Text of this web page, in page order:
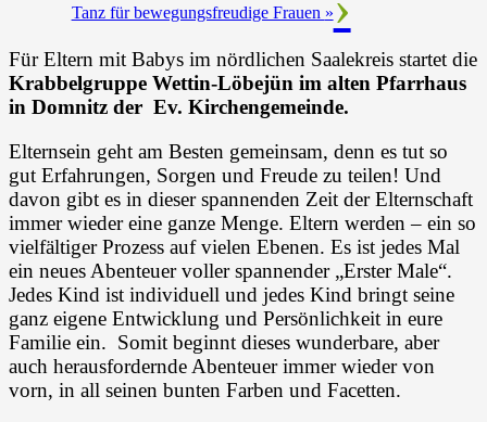
Tanz für bewegungsfreudige Frauen »
Für Eltern mit Babys im nördlichen Saalekreis startet die
Krabbelgruppe Wettin-Löbejün im alten Pfarrhaus
in Domnitz der Ev. Kirchengemeinde.
Elternsein geht am Besten gemeinsam, denn es tut so
gut Erfahrungen, Sorgen und Freude zu teilen! Und
davon gibt es in dieser spannenden Zeit der Elternschaft
immer wieder eine ganze Menge. Eltern werden – ein so
vielfältiger Prozess auf vielen Ebenen. Es ist jedes Mal
ein neues Abenteuer voller spannender „Erster Male“.
Jedes Kind ist individuell und jedes Kind bringt seine
ganz eigene Entwicklung und Persönlichkeit in eure
Familie ein. Somit beginnt dieses wunderbare, aber
auch herausfordernde Abenteuer immer wieder von
vorn, in all seinen bunten Farben und Facetten.